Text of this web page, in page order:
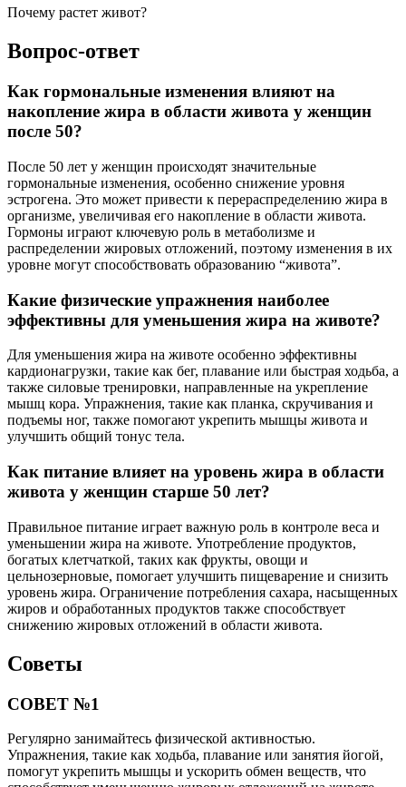
Почему растет живот?
Вопрос-ответ
Как гормональные изменения влияют на
накопление жира в области живота у женщин
после 50?
После 50 лет у женщин происходят значительные
гормональные изменения, особенно снижение уровня
эстрогена. Это может привести к перераспределению жира в
организме, увеличивая его накопление в области живота.
Гормоны играют ключевую роль в метаболизме и
распределении жировых отложений, поэтому изменения в их
уровне могут способствовать образованию “живота”.
Какие физические упражнения наиболее
эффективны для уменьшения жира на животе?
Для уменьшения жира на животе особенно эффективны
кардионагрузки, такие как бег, плавание или быстрая ходьба, а
также силовые тренировки, направленные на укрепление
мышц кора. Упражнения, такие как планка, скручивания и
подъемы ног, также помогают укрепить мышцы живота и
улучшить общий тонус тела.
Как питание влияет на уровень жира в области
живота у женщин старше 50 лет?
Правильное питание играет важную роль в контроле веса и
уменьшении жира на животе. Употребление продуктов,
богатых клетчаткой, таких как фрукты, овощи и
цельнозерновые, помогает улучшить пищеварение и снизить
уровень жира. Ограничение потребления сахара, насыщенных
жиров и обработанных продуктов также способствует
снижению жировых отложений в области живота.
Советы
СОВЕТ №1
Регулярно занимайтесь физической активностью.
Упражнения, такие как ходьба, плавание или занятия йогой,
помогут укрепить мышцы и ускорить обмен веществ, что